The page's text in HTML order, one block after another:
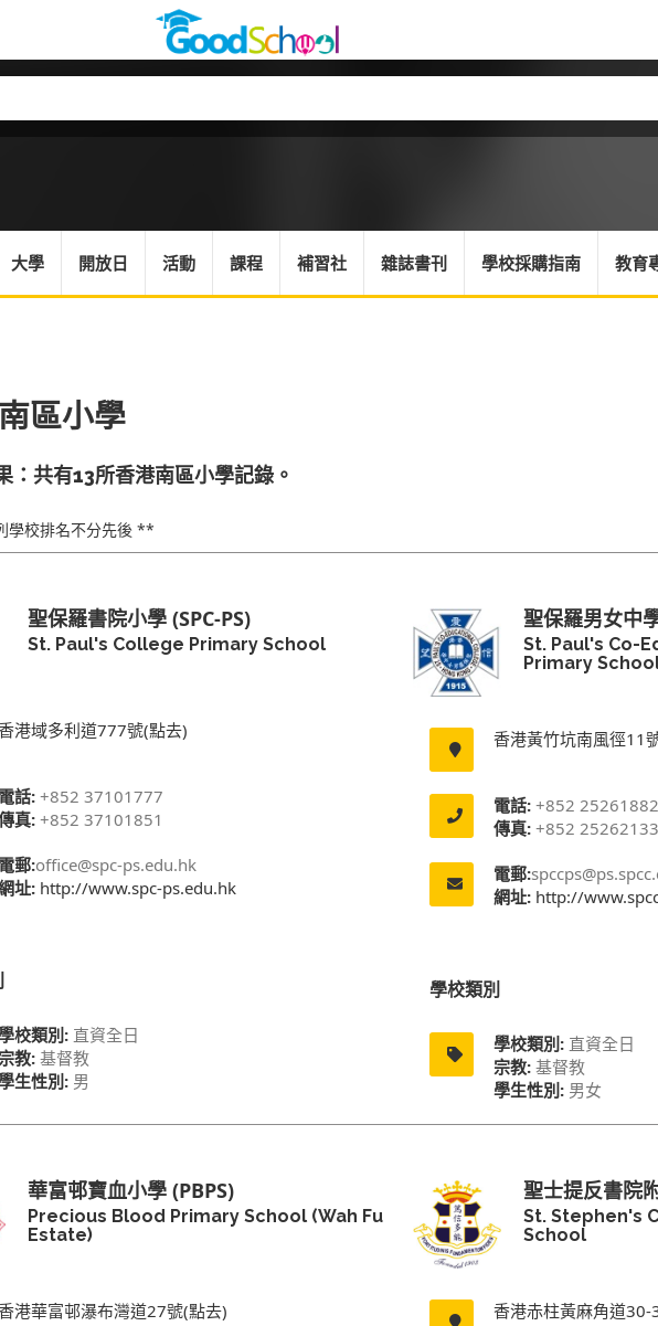
大學 開放日 活動 課程 補習社 雜誌書刊 學校採購指南 教育
區小學
：共有13所香港南區小學記錄。
學校排名不分先後 **
聖保羅書院小學 (SPC-PS)
St. Paul's College Primary School
港域多利道777號(點去)
話: +852 37101777
真: +852 37101851
郵:office@spc-ps.edu.hk
址: http://www.spc-ps.edu.hk
校類別: 直資全日
教: 基督教
生性別: 男
聖保羅男女中
St. Paul's Co-
Primary
香港黃竹坑南風徑11
電話:+852 25261882
傳真:+852 25262133
電郵:
網址:http://
學校類別
學校類別:直資全日
宗教:基督教
學生性別:男女
華富邨寶血小學 (PBPS)
Precious Blood Primary School (Wah Fu
Estate)
港華富邨瀑布灣道27號(點去)
聖士提反書院
St. Stephen's
School
香港赤柱黃麻角道30-